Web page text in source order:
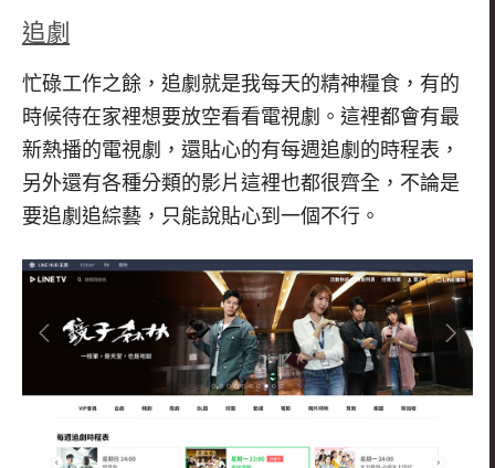
追劇
忙碌工作之餘，追劇就是我每天的精神糧食，有的
時候待在家裡想要放空看看電視劇。這裡都會有最
新熱播的電視劇，還貼心的有每週追劇的時程表，
另外還有各種分類的影片這裡也都很齊全，不論是
要追劇追綜藝，只能說貼心到一個不行。